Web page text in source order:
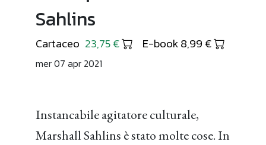
Sahlins
Cartaceo 23,75 € E-book 8,99 €
mer 07 apr 2021
Instancabile agitatore culturale,
Marshall Sahlins è stato molte cose. In